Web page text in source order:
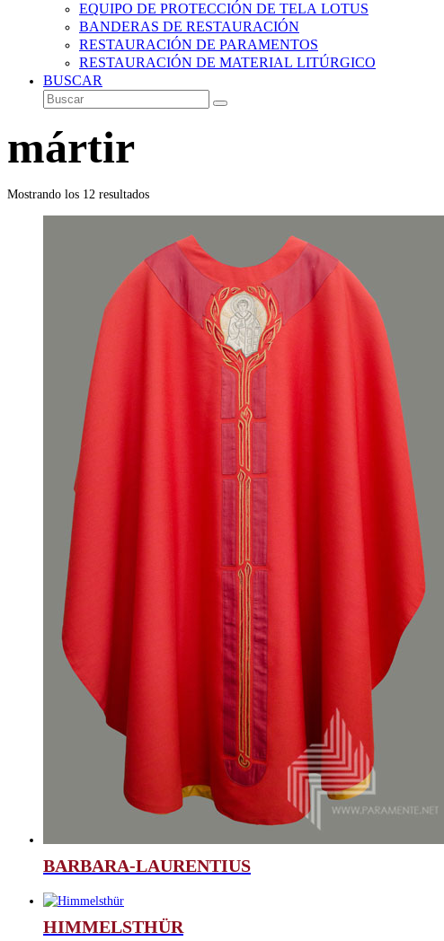
EQUIPO DE PROTECCIÓN DE TELA LOTUS
BANDERAS DE RESTAURACIÓN
RESTAURACIÓN DE PARAMENTOS
RESTAURACIÓN DE MATERIAL LITÚRGICO
BUSCAR
Buscar
Enviar
mártir
Mostrando los 12 resultados
BARBARA-LAURENTIUS
HIMMELSTHÜR